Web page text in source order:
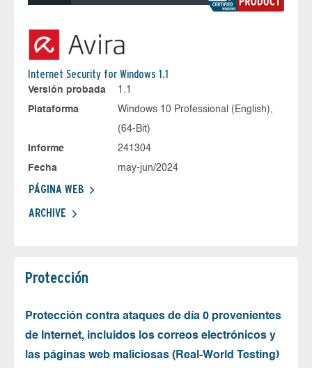
Internet Security for Windows 1.1
Versión probada
1.1
Plataforma
Windows 10 Professional (English),
(64-Bit)
Informe
241304
Fecha
may-jun/2024
PÁGINA WEB
ARCHIVE
Protección
Protección contra ataques de día 0 provenientes
de Internet, incluidos los correos electrónicos y
las páginas web maliciosas (Real-World Testing)